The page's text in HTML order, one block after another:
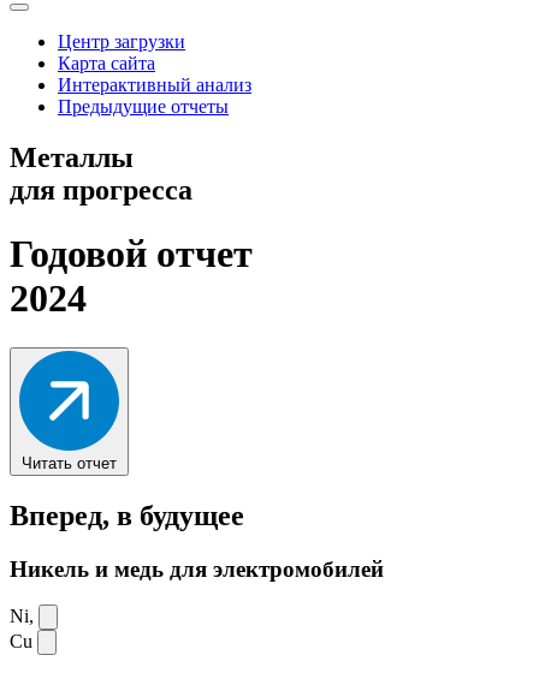
Центр загрузки
Карта сайта
Интерактивный анализ
Предыдущие отчеты
Металлы
для прогресса
Годовой отчет
2024
Читать отчет
Вперед, в будущее
Никель и медь для электромобилей
Ni,
Cu